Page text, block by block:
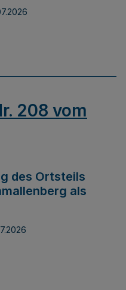
208 vom
des Ortsteils
als